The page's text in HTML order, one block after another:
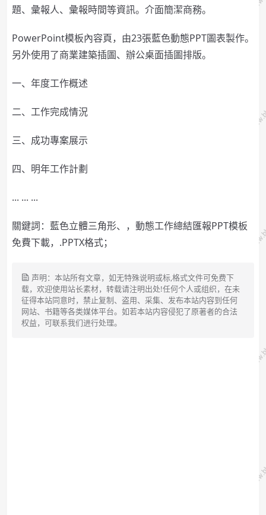
題、彙報人、彙報時間等資訊。介面簡潔商務。
PowerPoint模板內容頁，由23張藍色動態PPT圖表製作。
另外使用了商業建築插圖、辦公桌面插圖排版。
一、年度工作概述
二、工作完成情況
三、成功專案展示
四、明年工作計劃
... ... ...
關鍵詞：藍色立體三角形、，動態工作總結匯報PPT模板
免費下載，.PPTX格式；
声明：本站所有文章，如无特殊说明或标,格式文件可免费下
载，欢迎使用站长素材，转载请注明出处!任何个人或组织，在未
征得本站同意时，禁止复制、盗用、采集、发布本站内容到任何
网站、书籍等各类媒体平台。如若本站内容侵犯了原著者的合法
权益，可联系我们进行处理。